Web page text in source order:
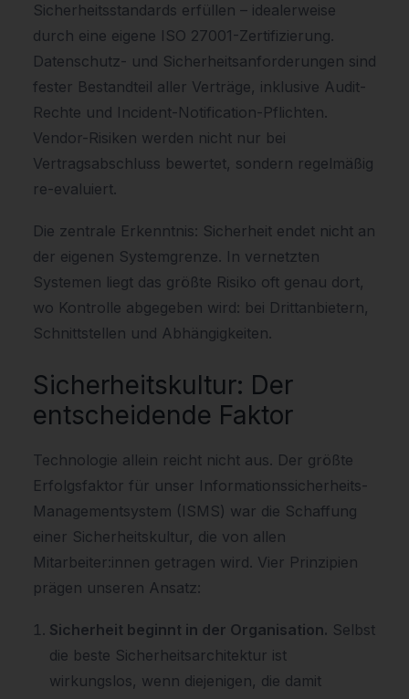
Sicherheitsstandards erfüllen – idealerweise
durch eine eigene ISO 27001-Zertifizierung.
Datenschutz- und Sicherheitsanforderungen sind
fester Bestandteil aller Verträge, inklusive Audit-
Rechte und Incident-Notification-Pflichten.
Vendor-Risiken werden nicht nur bei
Vertragsabschluss bewertet, sondern regelmäßig
re-evaluiert.
Die zentrale Erkenntnis: Sicherheit endet nicht an
der eigenen Systemgrenze. In vernetzten
Systemen liegt das größte Risiko oft genau dort,
wo Kontrolle abgegeben wird: bei Drittanbietern,
Schnittstellen und Abhängigkeiten.
Sicherheitskultur: Der
entscheidende Faktor
Technologie allein reicht nicht aus. Der größte
Erfolgsfaktor für unser Informationssicherheits-
Managementsystem (ISMS) war die Schaffung
einer Sicherheitskultur, die von allen
Mitarbeiter:innen getragen wird. Vier Prinzipien
prägen unseren Ansatz:
Sicherheit beginnt in der Organisation. Selbst
die beste Sicherheitsarchitektur ist
wirkungslos, wenn diejenigen, die damit